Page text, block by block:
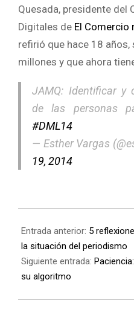
Quesada, presidente del
Digitales de El Comercio
refirió que hace 18
millones y que ahora
JAMQ: Identificar y
de las personas
#DML14
— Esther Vargas
19, 2014
Entrada anterior: 5
la situación del periodismo
Siguiente entrada:
su algoritmo